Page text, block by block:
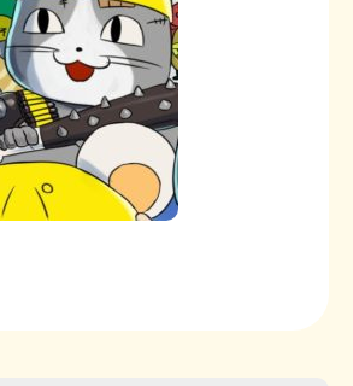
キー／MIHANAマンガ／旧・財研出版